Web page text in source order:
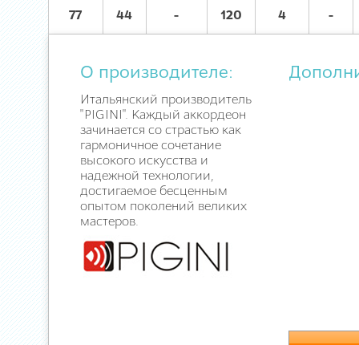
77 44 - 120 4 -
О производителе:
Итальянский производитель
"PIGINI". Каждый аккордеон
зачинается со страстью как
гармоничное сочетание
высокого искусства и
надежной технологии,
достигаемое бесценным
опытом поколений великих
мастеров.